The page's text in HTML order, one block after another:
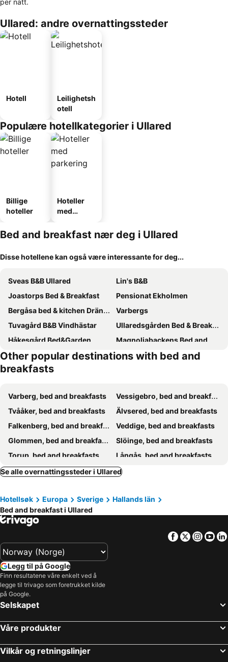
per natt.
Ullared: andre overnattingssteder
Hotell
Leilighetsh
otell
Populære hotellkategorier i Ullared
Billige
hoteller
Hoteller
med
Bed and breakfast nær deg i Ullared
Disse hotellene kan også være interessante for deg...
Sveas B&B Ullared
Lin's B&B
Joastorps Bed & Breakfast
Pensionat Ekholmen
Bergåsa bed & kitchen Drängsered
Varbergs
Tuvagård B&B Vindhästar
Ullaredsgården Bed & Breakfast
Håkesgård Bed&Garden
Magnoliabackens Bed and Breakfast
Strömma Farmlodge B&B
Viktors Affarshus
Karlsberg Gård B&B
Other popular destinations with bed and
breakfasts
Varberg, bed and breakfasts
Vessigebro, bed and breakfasts
Tvååker, bed and breakfasts
Älvsered, bed and breakfasts
Falkenberg, bed and breakfasts
Veddige, bed and breakfasts
Glommen, bed and breakfasts
Slöinge, bed and breakfasts
Torup, bed and breakfasts
Långås, bed and breakfasts
Rolfstorp, bed and breakfasts Hyltebruk, bed and breakfasts
Håcksvik, bed and breakfasts
Mark, bed and breakfasts
Sätila, bed and breakfasts
Ätran, bed and breakfasts
Kinna, bed and breakfasts
Åsa, bed and breakfasts
Se alle overnattingssteder i Ullared
Hotellsøk Europa Sverige
Hallands län
Bed and breakfast i Ullared
Facebook
Twitter
Legg til på Google
Finn resultatene våre enkelt ved å
legge til trivago som foretrukket kilde
på Google.
Selskapet
Våre produkter
Vilkår og retningslinjer